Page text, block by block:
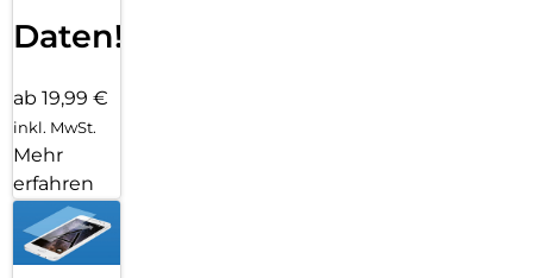
Daten!
ab 19,99 €
inkl. MwSt.
Mehr
erfahren